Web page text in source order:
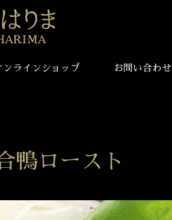
ンラインショップ お問い合わせ
鴨ロースト